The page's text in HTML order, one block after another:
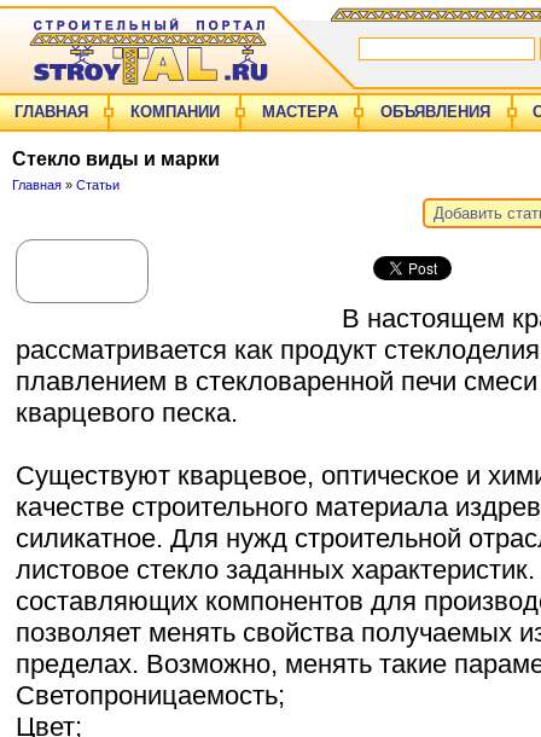
ГЛАВНАЯ КОМПАНИИ МАСТЕРА ОБЪЯВЛЕНИЯ
Cтекло виды и марки
Главная » Статьи
Добавить
В настоящем
рассматривается как продукт
плавлением в стекловаренной печи
кварцевого песка.
Существуют кварцевое, оптическое и
качестве строительного материала
силикатное. Для нужд строительной
листовое стекло заданных
составляющих компонентов для
позволяет менять свойства получаемых
пределах. Возможно, менять такие
Светопроницаемость;
Цвет;